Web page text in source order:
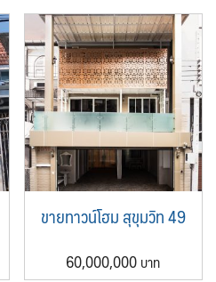
ขายทาวน์โฮม สุขุมวิท 49
60,000,000